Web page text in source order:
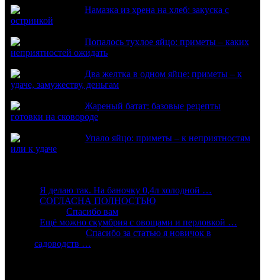
Намазка из хрена на хлеб: закуска с
остринкой
Попалось тухлое яйцо: приметы – каких
неприятностей ожидать
Два желтка в одном яйце: приметы – к
удаче, замужеству, деньгам
Жареный батат: базовые рецепты
готовки на сковороде
Упало яйцо: приметы – к неприятностям
или к удаче
Я делаю так. На баночку 0,4л холодной …
СОГЛАСНА ПОЛНОСТЬЮ
Спасибо вам
Ещё можно скумбрия с овощами и перловкой …
Спасибо за статью я новичок в
садоводств …